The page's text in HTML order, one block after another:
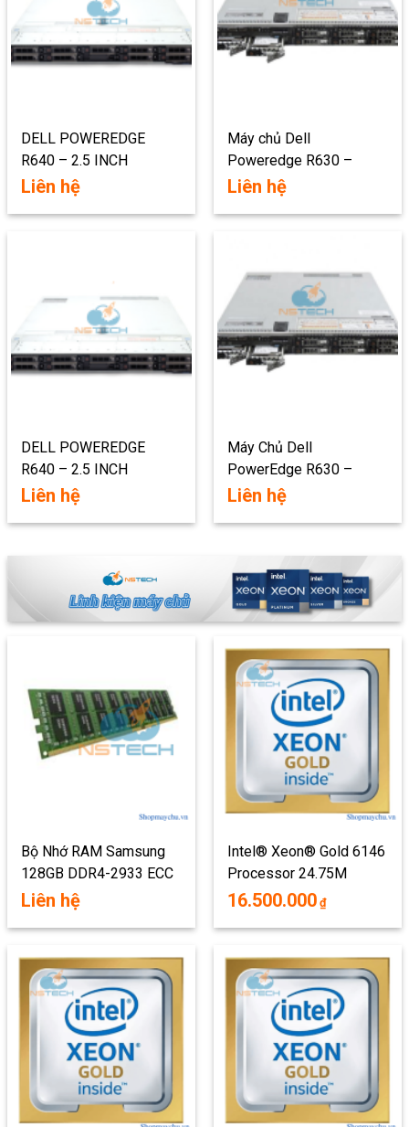
DELL POWEREDGE
R640 – 2.5 INCH
Liên hệ
Máy chủ Dell
Poweredge R630 –
2.5inch
Liên hệ
DELL POWEREDGE
R640 – 2.5 INCH
Liên hệ
Máy Chủ Dell
PowerEdge R630 –
2.5inch
Liên hệ
Bộ Nhớ RAM Samsung
128GB DDR4-2933 ECC
RDIMM PC4-23466U-R
Liên hệ
Intel® Xeon® Gold 6146
Processor 24.75M
Cache, 3.20 GHz
16.500.000 ₫